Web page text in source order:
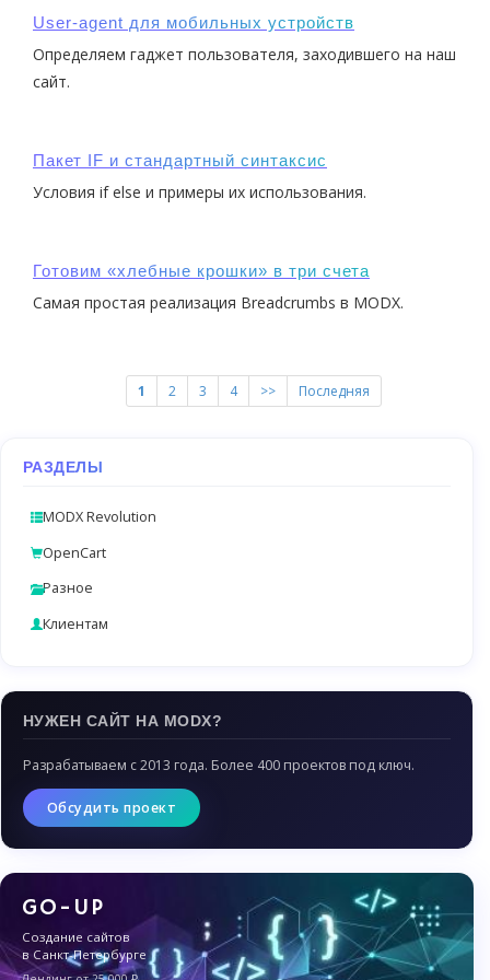
User-agent для мобильных устройств
Определяем гаджет пользователя, заходившего на наш
сайт.
Пакет IF и стандартный синтаксис
Условия if else и примеры их использования.
Готовим «хлебные крошки» в три счета
Самая простая реализация Breadcrumbs в MODX.
1 2 3 4 >> Последняя
РАЗДЕЛЫ
MODX Revolution
OpenCart
Разное
Клиентам
НУЖЕН САЙТ НА MODX?
Разрабатываем с 2013 года. Более 400 проектов под ключ.
Обсудить проект
GO-UP
Создание сайтов
в Санкт-Петербурге